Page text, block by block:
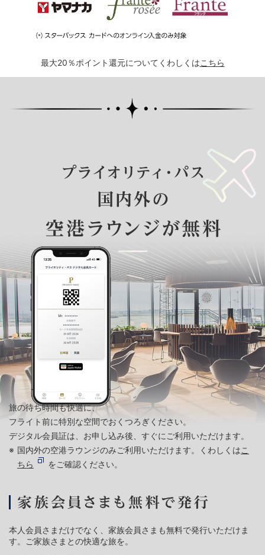
最大20％ポイント還元についてくわしくはこちら
旅の待ち時間も快適に、
フライト前に特別な空間でおくつろぎください。
デジタル会員証は、お申し込み後、すぐにご利用いただけます。
国内外の空港ラウンジのみご利用いただけます。くわしくはこ
ちら
をご確認ください。
本人会員さまだけでなく、家族会員さまも無料で発行いただけま
す。ご家族さまとの快適な旅を。